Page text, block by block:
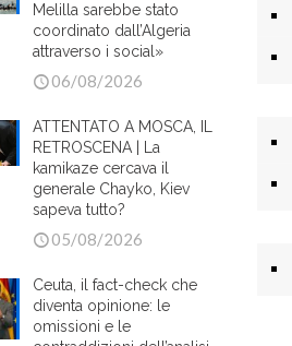
Melilla sarebbe stato
coordinato dall’Algeria
attraverso i social»
06/08/2026
ATTENTATO A MOSCA, IL
RETROSCENA | La
kamikaze cercava il
generale Chayko, Kiev
sapeva tutto?
05/08/2026
Ceuta, il fact-check che
diventa opinione: le
omissioni e le